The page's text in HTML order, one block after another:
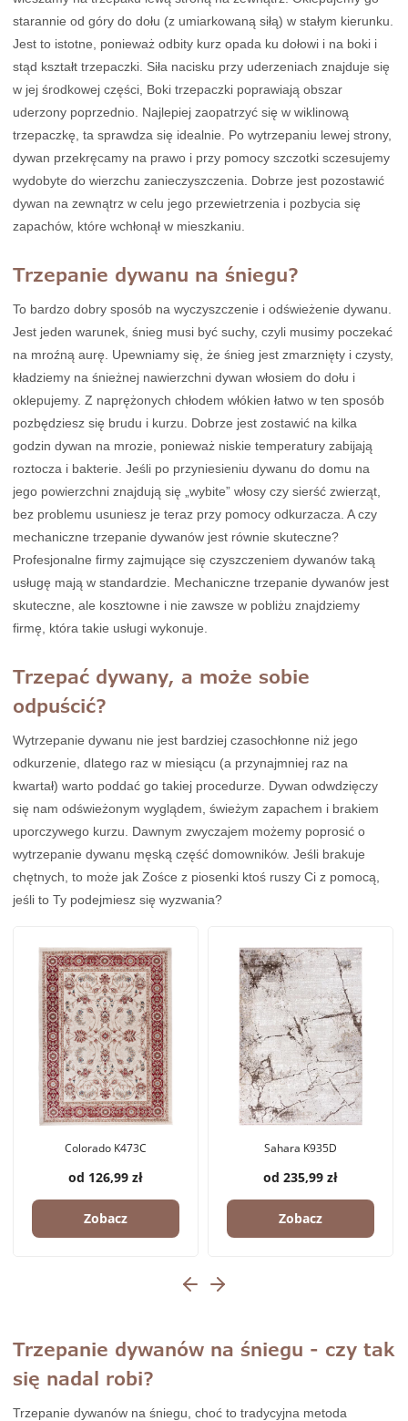
starannie od góry do dołu (z umiarkowaną siłą) w stałym kierunku.
Jest to istotne, ponieważ odbity kurz opada ku dołowi i na boki i
stąd kształt trzepaczki. Siła nacisku przy uderzeniach znajduje się
w jej środkowej części, Boki trzepaczki poprawiają obszar
uderzony poprzednio. Najlepiej zaopatrzyć się w wiklinową
trzepaczkę, ta sprawdza się idealnie. Po wytrzepaniu lewej strony,
dywan przekręcamy na prawo i przy pomocy szczotki sczesujemy
wydobyte do wierzchu zanieczyszczenia. Dobrze jest pozostawić
dywan na zewnątrz w celu jego przewietrzenia i pozbycia się
zapachów, które wchłonął w mieszkaniu.
Trzepanie dywanu na śniegu?
To bardzo dobry sposób na wyczyszczenie i odświeżenie dywanu.
Jest jeden warunek, śnieg musi być suchy, czyli musimy poczekać
na mroźną aurę. Upewniamy się, że śnieg jest zmarznięty i czysty,
kładziemy na śnieżnej nawierzchni dywan włosiem do dołu i
oklepujemy. Z naprężonych chłodem włókien łatwo w ten sposób
pozbędziesz się brudu i kurzu. Dobrze jest zostawić na kilka
godzin dywan na mrozie, ponieważ niskie temperatury zabijają
roztocza i bakterie. Jeśli po przyniesieniu dywanu do domu na
jego powierzchni znajdują się „wybite” włosy czy sierść zwierząt,
bez problemu usuniesz je teraz przy pomocy odkurzacza. A czy
mechaniczne trzepanie dywanów jest równie skuteczne?
Profesjonalne firmy zajmujące się czyszczeniem dywanów taką
usługę mają w standardzie. Mechaniczne trzepanie dywanów jest
skuteczne, ale kosztowne i nie zawsze w pobliżu znajdziemy
firmę, która takie usługi wykonuje.
Trzepać dywany, a może sobie
odpuścić?
Wytrzepanie dywanu nie jest bardziej czasochłonne niż jego
odkurzenie, dlatego raz w miesiącu (a przynajmniej raz na
kwartał) warto poddać go takiej procedurze. Dywan odwdzięczy
się nam odświeżonym wyglądem, świeżym zapachem i brakiem
uporczywego kurzu. Dawnym zwyczajem możemy poprosić o
wytrzepanie dywanu męską część domowników. Jeśli brakuje
chętnych, to może jak Zośce z piosenki ktoś ruszy Ci z pomocą,
jeśli to Ty podejmiesz się wyzwania?
Colorado K473C
od 126,99 zł
Zobacz
Sahara K935D
od 235,99 zł
Zobacz
Trzepanie dywanów na śniegu - czy tak
się nadal robi?
Trzepanie dywanów na śniegu, choć to tradycyjna metoda